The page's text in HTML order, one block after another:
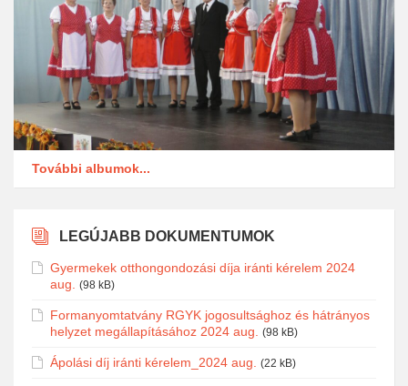
További albumok...
LEGÚJABB DOKUMENTUMOK
Gyermekek otthongondozási díja iránti kérelem 2024
aug.
(98 kB)
Formanyomtatvány RGYK jogosultsághoz és hátrányos
helyzet megállapításához 2024 aug.
(98 kB)
Ápolási díj iránti kérelem_2024 aug. (22 kB)